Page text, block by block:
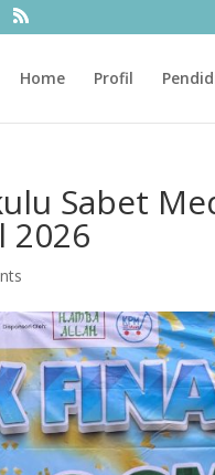
Home Profil
Sabet
2026